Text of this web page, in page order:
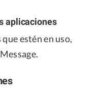
aplicaciones
estén en uso,